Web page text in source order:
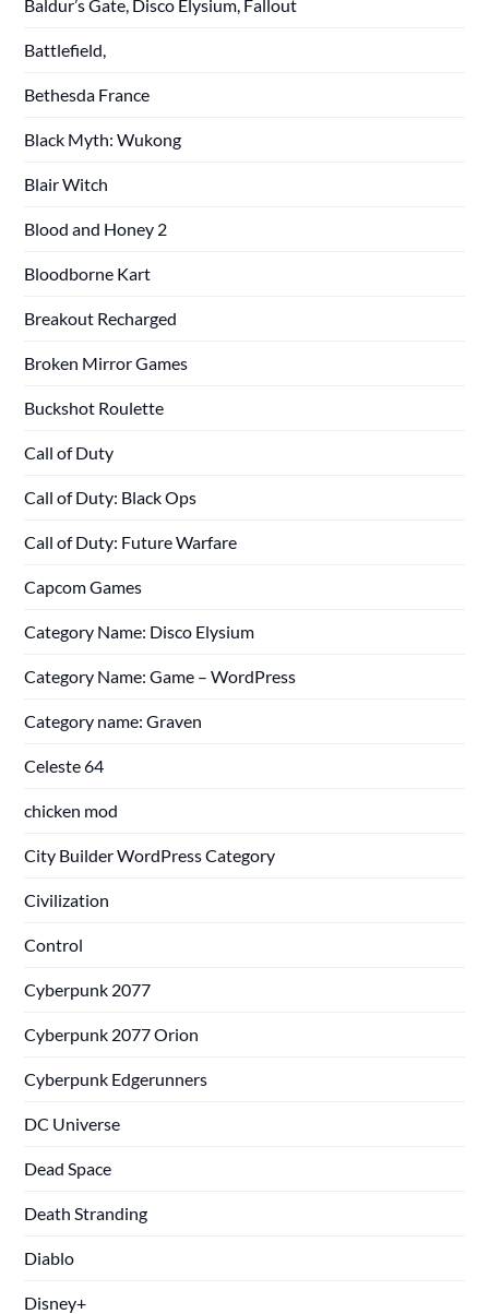
Baldur’s Gate, Disco Elysium, Fallout
Battlefield,
Bethesda France
Black Myth: Wukong
Blair Witch
Blood and Honey 2
Bloodborne Kart
Breakout Recharged
Broken Mirror Games
Buckshot Roulette
Call of Duty
Call of Duty: Black Ops
Call of Duty: Future Warfare
Capcom Games
Category Name: Disco Elysium
Category Name: Game – WordPress
Category name: Graven
Celeste 64
chicken mod
City Builder WordPress Category
Civilization
Control
Cyberpunk 2077
Cyberpunk 2077 Orion
Cyberpunk Edgerunners
DC Universe
Dead Space
Death Stranding
Diablo
Disney+